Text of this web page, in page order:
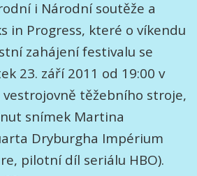
i Národní soutěže a
in Progress, které o víkendu
zahájení festivalu se
23. září 2011 od 19:00 v
vestrojovně těžebního stroje,
snímek Martina
Dryburgha Impérium
pilotní díl seriálu HBO).